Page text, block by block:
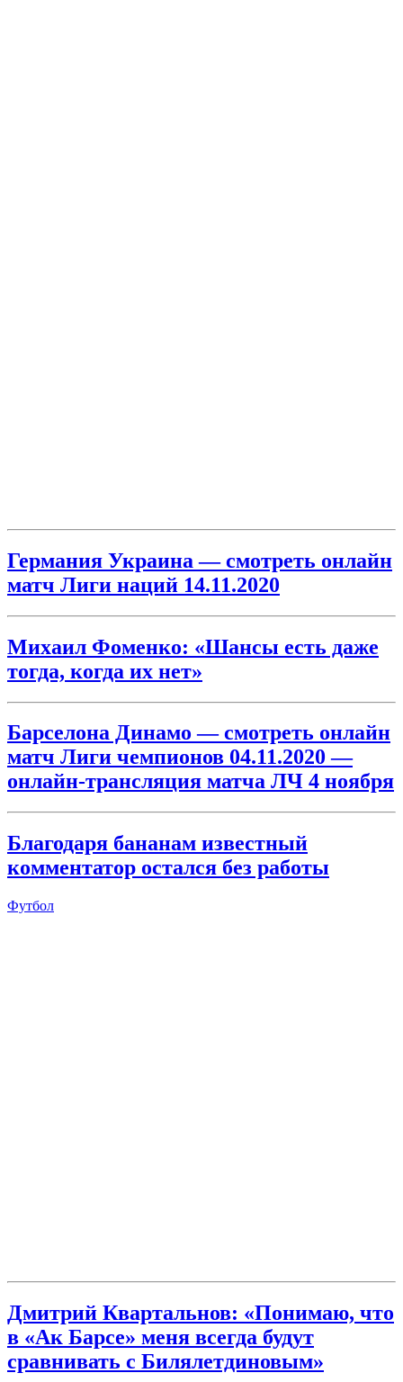
Германия Украина — смотреть онлайн
матч Лиги наций 14.11.2020
Михаил Фоменко: «Шансы есть даже
тогда, когда их нет»
Барселона Динамо — смотреть онлайн
матч Лиги чемпионов 04.11.2020 —
онлайн-трансляция матча ЛЧ 4 ноября
Благодаря бананам известный
комментатор остался без работы
Футбол
Дмитрий Квартальнов: «Понимаю, что
в «Ак Барсе» меня всегда будут
сравнивать с Билялетдиновым»